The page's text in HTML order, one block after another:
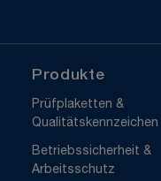
Produkte
Prüfplaketten &
Qualitätskennzeichen
Betriebssicherheit &
Arbeitsschutz